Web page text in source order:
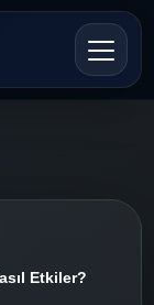
Etkiler?